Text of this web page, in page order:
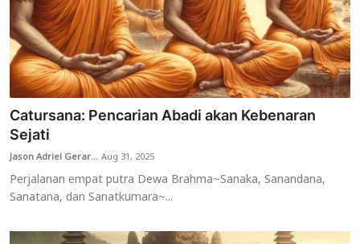
Catursana: Pencarian Abadi akan Kebenaran
Sejati
Jason Adriel Gerar...Aug 31, 2025
Perjalanan empat putra Dewa Brahma~Sanaka, Sanandana,
Sanatana, dan Sanatkumara~...